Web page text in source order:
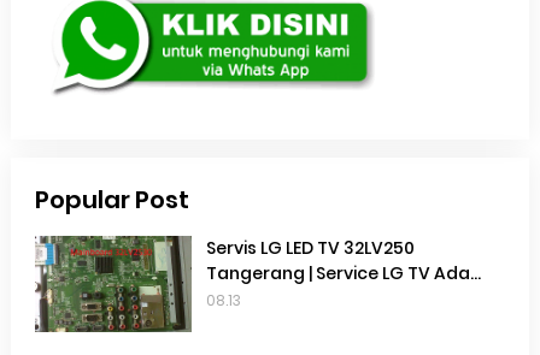
Popular Post
Servis LG LED TV 32LV250
Tangerang | Service LG TV Ada
suara Tidak Ada Gambar | Service
08.13